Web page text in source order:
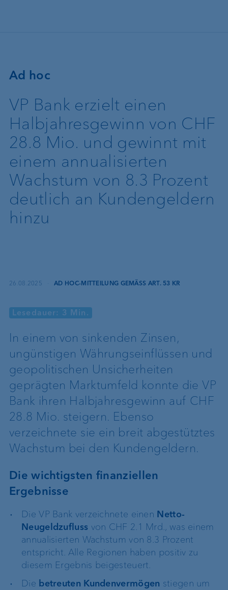
Ad hoc
VP Bank erzielt einen
Halbjahresgewinn von CHF
28.8 Mio. und gewinnt mit
einem annualisierten
Wachstum von 8.3 Prozent
deutlich an Kundengeldern
hinzu
26.08.2025 ·AD HOC-MITTEILUNG GEMÄSS ART. 53 KR
Lesedauer: 3 Min.
In einem von sinkenden Zinsen,
ungünstigen Währungseinflüssen und
geopolitischen Unsicherheiten
geprägten Marktumfeld konnte die VP
Bank ihren Halbjahresgewinn auf CHF
28.8 Mio. steigern. Ebenso
verzeichnete sie ein breit abgestütztes
Wachstum bei den Kundengeldern.
Die wichtigsten finanziellen
Ergebnisse
Die VP Bank verzeichnete einen Netto-
Neugeldzufluss von CHF 2.1 Mrd., was einem
annualisierten Wachstum von 8.3 Prozent
entspricht. Alle Regionen haben positiv zu
diesem Ergebnis beigesteuert.
Die betreuten Kundenvermögen stiegen um